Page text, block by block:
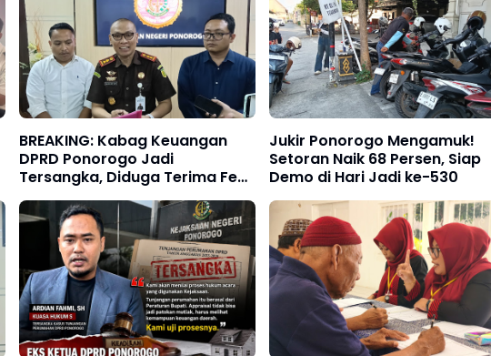
BREAKING: Kabag Keuangan
DPRD Ponorogo Jadi
Tersangka, Diduga Terima Fee
30%
Jukir Ponorogo Mengamuk!
Setoran Naik 68 Persen, Siap
Demo di Hari Jadi ke-530